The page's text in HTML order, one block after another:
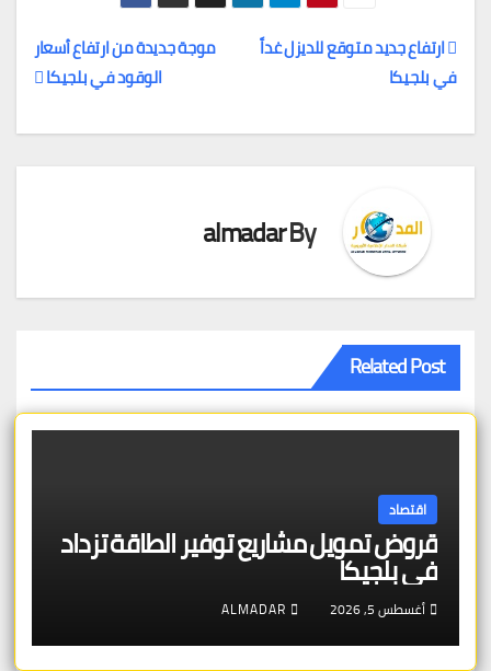
تصفّح
المقالات
موجة جديدة من ارتفاع أسعار
الوقود في بلجيكا
ارتفاع جديد متوقع للديزل غداً
في بلجيكا
By
almadar
Related Post
اقتصاد
قروض تمويل مشاريع توفير الطاقة تزداد
في بلجيكا
أغسطس 5, 2026 ALMADAR